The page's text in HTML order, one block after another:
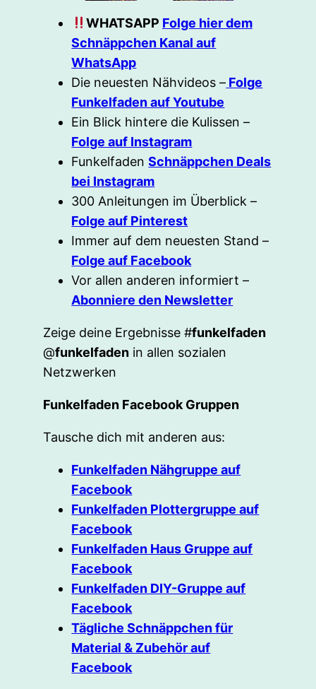
WHATSAPP Folge hier dem
Schnäppchen Kanal auf
WhatsApp
Die neuesten Nähvideos – Folge
Funkelfaden auf Youtube
Ein Blick hintere die Kulissen –
Folge auf Instagram
FunkelfadenSchnäppchen Deals
bei Instagram
300 Anleitungen im Überblick –
Folge auf Pinterest
Immer auf dem neuesten Stand –
Folge auf Facebook
Vor allen anderen informiert –
Abonniere den Newsletter
Zeige deine Ergebnisse #funkelfaden
@funkelfaden in allen sozialen
Netzwerken
Funkelfaden Facebook Gruppen
Tausche dich mit anderen aus:
Funkelfaden Nähgruppe auf
Facebook
Funkelfaden Plottergruppe auf
Facebook
Funkelfaden Haus Gruppe auf
Facebook
Funkelfaden DIY-Gruppe auf
Facebook
Tägliche Schnäppchen für
Material & Zubehör auf
Facebook